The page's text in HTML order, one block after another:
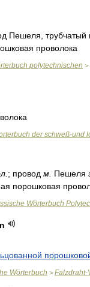
Пешеля, трубчатый
проволока
polytechnischen >
der schweß-und
; провод м. Пешеля
порошковая
Wörterbuch
Wörterbuch > Falzdraht-